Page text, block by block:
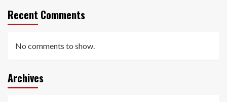
Recent Comments
No comments to show.
Archives